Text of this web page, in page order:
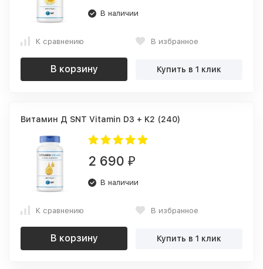
В наличии
К сравнению В избранное
В корзину Купить в 1 клик
Витамин Д SNT Vitamin D3 + K2 (240)
2 690 ₽
В наличии
К сравнению В избранное
В корзину Купить в 1 клик